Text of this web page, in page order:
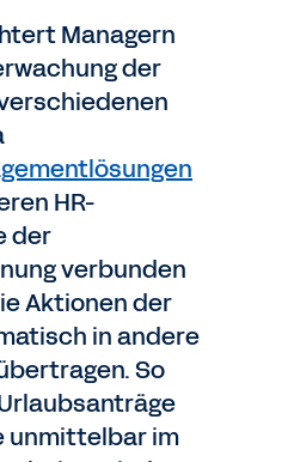
Managern
der
HR-
der
verbunden
Aktionen der
in andere
So
unmittelbar im